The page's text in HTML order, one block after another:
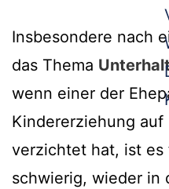
Insbesondere nach
das Thema
wenn einer der
Kindererziehung
verzichtet hat, ist
schwierig, wieder in